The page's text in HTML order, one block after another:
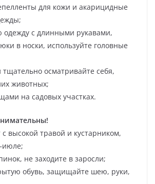
для кожи и акарицидные
одежду с длинными рукавами,
в носки, используйте головные
тщательно осматривайте себя,
животных;
на садовых участках.
с высокой травой и кустарником,
не заходите в заросли;
обувь, защищайте шею, руки,